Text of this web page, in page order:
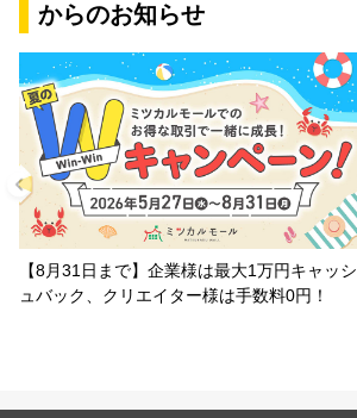
からのお知らせ
【8月31日まで】企業様は最大1万円キャッシ
ュバック、クリエイター様は手数料0円！